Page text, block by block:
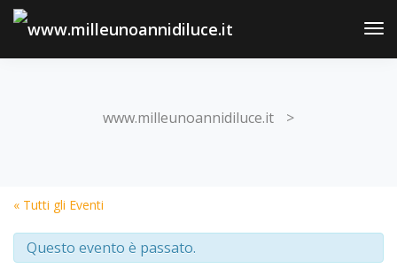
www.milleunoannidiluce.it >
« Tutti gli Eventi
Questo evento è passato.